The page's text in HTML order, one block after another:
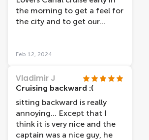
was (which I think is
reasonable).
the morning to get a feel for
the city and to get our
and the comentry was good
Feb 12, 2024
Vladimir J
Cruising backward :(
sitting backward is really
annoying... Except that I
think it is very nice and the
captain was a nice guy, he